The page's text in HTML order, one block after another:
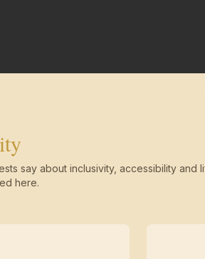
say about inclusivity, accessibility and
here.